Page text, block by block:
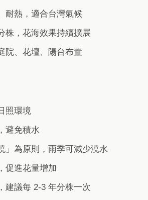
耐熱，適合台灣氣候
株，花海效果持續擴展
院、花壇、陽台布置
照環境
避免積水
」為原則，雨季可減少澆水
促進花量增加
建議每 2-3 年分株一次